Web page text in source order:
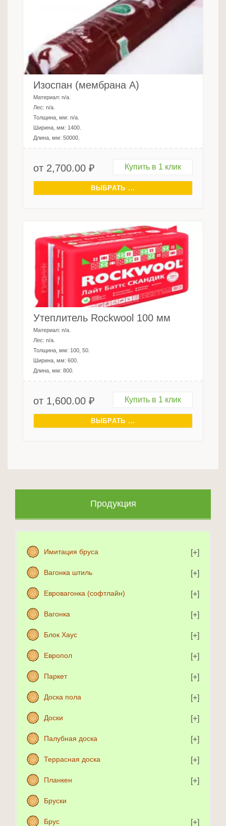
Продукция
Имитация бруса
Вагонка штиль
Евровагонка (софтлайн)
Вагонка
Блок Хаус
Европол
Паркет
Доска пола
Доски
Палубная доска
Террасная доска
Планкен
Бруски
Брус
Изоспан (мембрана А)
Материал: n/a
Лес: n/a
Толщина, мм: n/a
Ширина, мм: 1400
Длина, мм: 50000
от 2,700.00 ₽ Купить в 1 клик
ВЫБРАТЬ ...
Утеплитель Roсkwool 100 мм
Материал: n/a
Лес: n/a
Толщина, мм: 100, 50
Ширина, мм: 600
Длина, мм: 800
от 1,600.00 ₽ Купить в 1 клик
ВЫБРАТЬ ...